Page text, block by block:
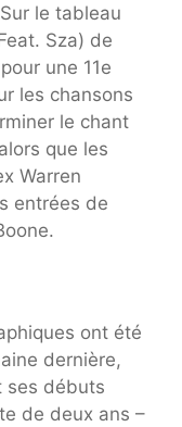
le tableau
Sza) de
une 11e
les chansons
le chant
que les
Warren
entrées de
ont été
dernière,
ses débuts
de deux ans –